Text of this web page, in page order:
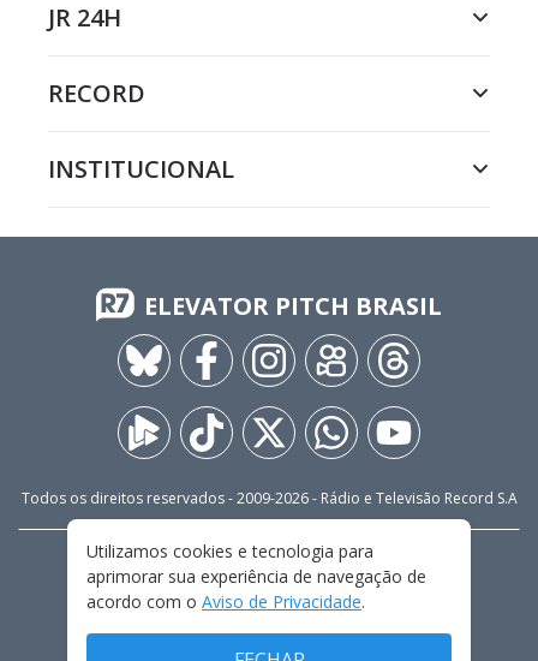
JR 24H
RECORD
INSTITUCIONAL
ELEVATOR PITCH BRASIL
Todos os direitos reservados - 2009-2026- Rádio e Televisão Record S.A
FALE CONOSCO
PRIVACIDADE
TERMOS E CONDIÇÕES DE USO
Utilizamos cookies e tecnologia para
aprimorar sua experiência de navegação de
acordo com o Aviso de Privacidade.